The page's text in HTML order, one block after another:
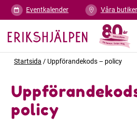
Eventkalender Våra butiker
Startsida / Uppförandekods – policy
policy